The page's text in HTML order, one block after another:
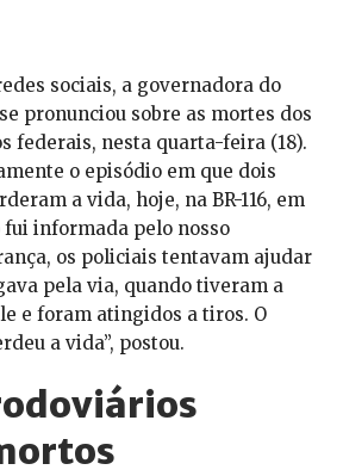
sociais, a governadora do
pronunciou sobre as mortes dos
federais, nesta quarta-feira (18).
o episódio em que dois
a vida, hoje, na BR-116, em
fui informada pelo nosso
os policiais tentavam ajudar
pela via, quando tiveram a
e foram atingidos a tiros. O
a vida”, postou.